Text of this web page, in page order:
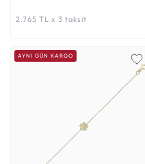
2.765 TL x 3 taksit
AYNI GÜN KARGO